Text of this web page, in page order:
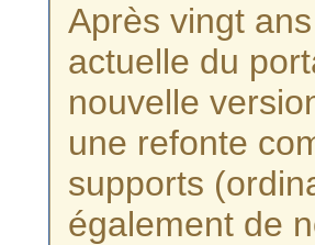
Après vingt
actuelle du
nouvelle
une refonte
supports
également de